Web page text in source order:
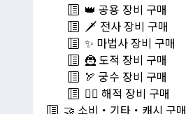
👑 공용 장비 구매
🗡️ 전사 장비 구매
✨ 마법사 장비 구매
🦹 도적 장비 구매
🏹 궁수 장비 구매
🏴‍☠️ 해적 장비 구매
🤝 소비・기타・캐시 구매